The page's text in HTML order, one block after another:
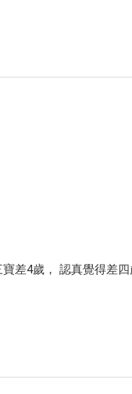
差4歲， 認真覺得差